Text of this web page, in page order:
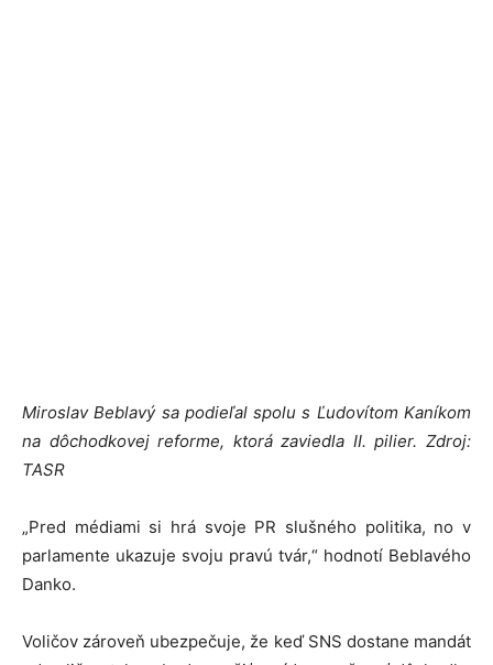
Miroslav Beblavý sa podieľal spolu s Ľudovítom Kaníkom
na dôchodkovej reforme, ktorá zaviedla II. pilier. Zdroj:
TASR
„Pred médiami si hrá svoje PR slušného politika, no v
parlamente ukazuje svoju pravú tvár,“ hodnotí Beblavého
Danko.
Voličov zároveň ubezpečuje, že keď SNS dostane mandát